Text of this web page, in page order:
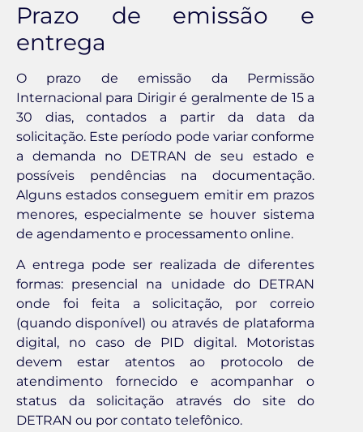
Prazo de emissão e
entrega
O prazo de emissão da Permissão
Internacional para Dirigir é geralmente de 15 a
30 dias, contados a partir da data da
solicitação. Este período pode variar conforme
a demanda no DETRAN de seu estado e
possíveis pendências na documentação.
Alguns estados conseguem emitir em prazos
menores, especialmente se houver sistema
de agendamento e processamento online.
A entrega pode ser realizada de diferentes
formas: presencial na unidade do DETRAN
onde foi feita a solicitação, por correio
(quando disponível) ou através de plataforma
digital, no caso de PID digital. Motoristas
devem estar atentos ao protocolo de
atendimento fornecido e acompanhar o
status da solicitação através do site do
DETRAN ou por contato telefônico.